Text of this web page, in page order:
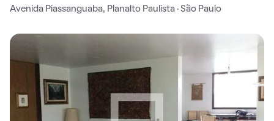
Avenida Piassanguaba, Planalto Paulista · São Paulo